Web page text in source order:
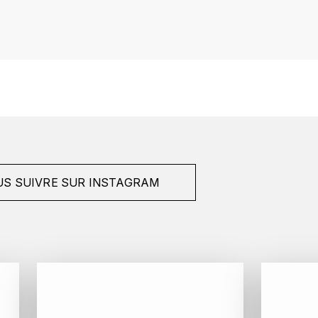
SUIVRE SUR INSTAGRAM